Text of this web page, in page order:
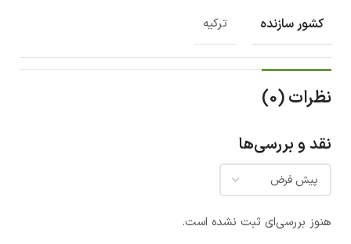
کشور سازنده ترکیه
نظرات (0)
نقد و بررسی‌ها
هنوز بررسی‌ای ثبت نشده است.